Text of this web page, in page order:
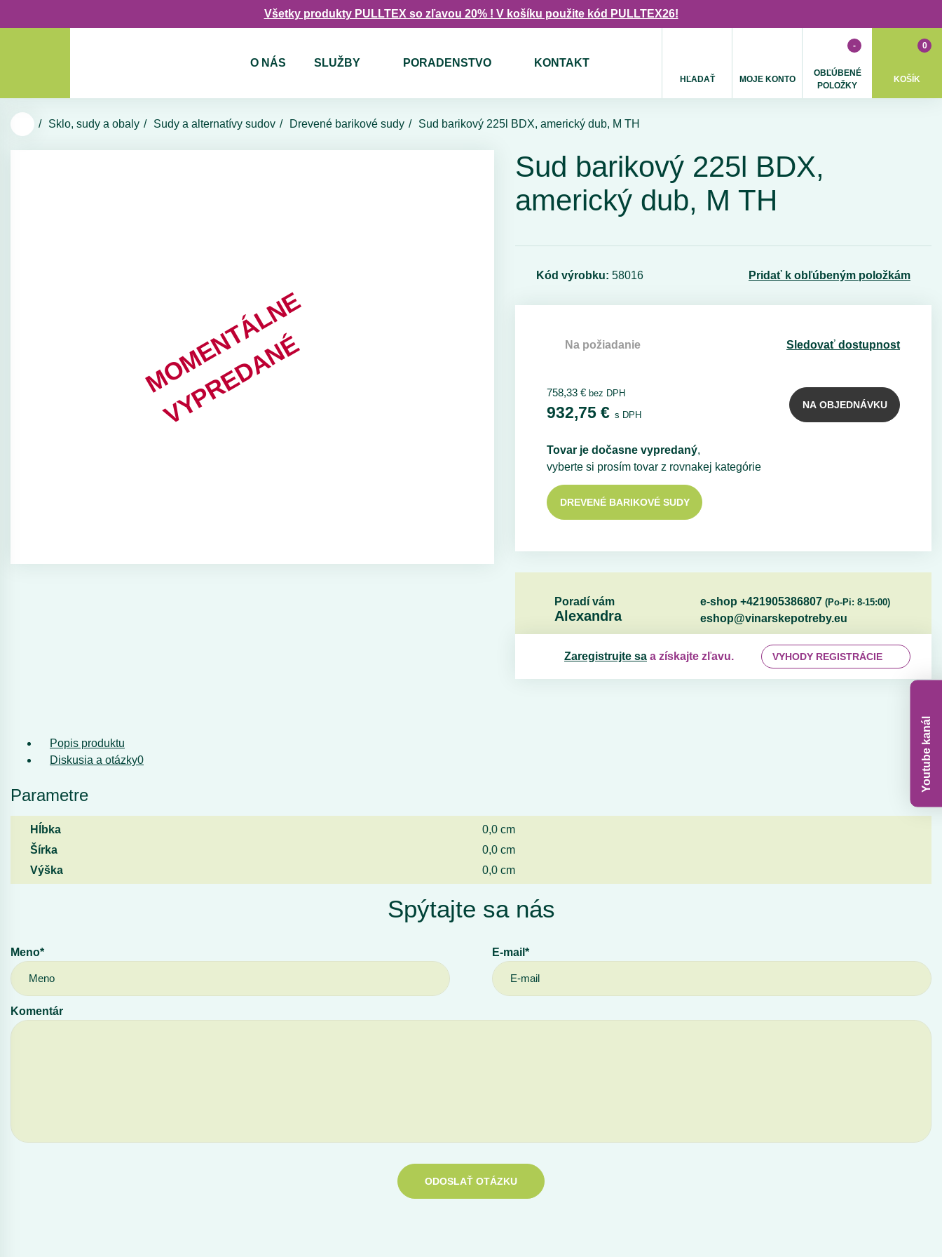
Všetky produkty PULLTEX so zľavou 20% ! V košíku použite kód PULLTEX26!
O NÁS SLUŽBY PORADENSTVO KONTAKT
HĽADAŤ MOJE KONTO
OBĽÚBENÉ
POLOŽKY
-
KOŠÍK
0
Sklo, sudy a obaly Sudy a alternatívy sudov Drevené barikové sudy Sud barikový 225l BDX, americký dub, M TH
Sud barikový 225l BDX,
americký dub, M TH
Kód výrobku: 58016 Pridať k obľúbeným položkám
Na požiadanie Sledovať dostupnost
758,33 € bez DPH
932,75 € s DPH
NA OBJEDNÁVKU
Tovar je dočasne vypredaný,
vyberte si prosím tovar z rovnakej kategórie
DREVENÉ BARIKOVÉ SUDY
Poradí vám
Alexandra
e-shop +421905386807 (Po-Pi: 8-15:00)
eshop@vinarskepotreby.eu
Zaregistrujte sa a získajte zľavu. VYHODY REGISTRÁCIE
Popis produktu
Diskusia a otázky0
Parametre
Hĺbka
0,0 cm
Šírka
0,0 cm
Výška
0,0 cm
Spýtajte sa nás
Meno* E-mail*
Komentár
ODOSLAŤ OTÁZKU
Youtube kanál